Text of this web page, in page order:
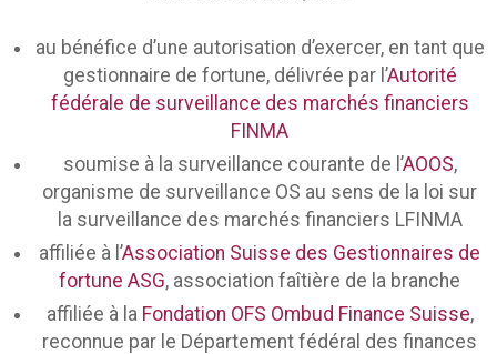
au bénéfice d’une autorisation d’exercer, en tant que
gestionnaire de fortune, délivrée par l’Autorité
fédérale de surveillance des marchés financiers
FINMA
soumise à la surveillance courante de l’AOOS,
organisme de surveillance OS au sens de la loi sur
la surveillance des marchés financiers LFINMA
affiliée à l’Association Suisse des Gestionnaires de
fortune ASG, association faîtière de la branche
affiliée à la Fondation OFS Ombud Finance Suisse,
reconnue par le Département fédéral des finances